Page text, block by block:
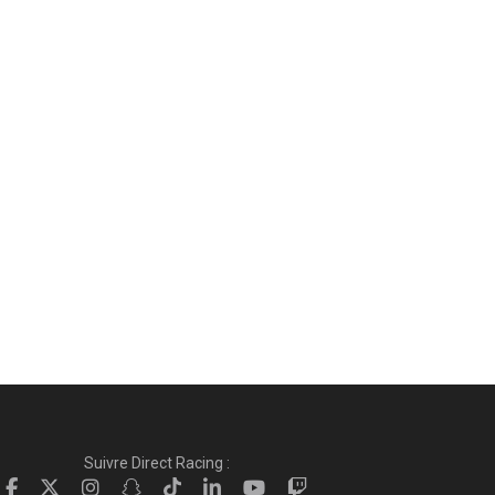
Suivre Direct Racing :